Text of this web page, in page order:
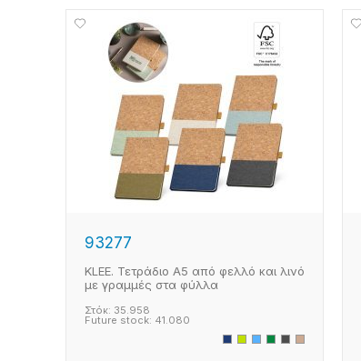
93277
KLEE. Τετράδιο Α5 από φελλό και λινό
με γραμμές στα φύλλα
Στόκ: 35.958
Future stock: 41.080